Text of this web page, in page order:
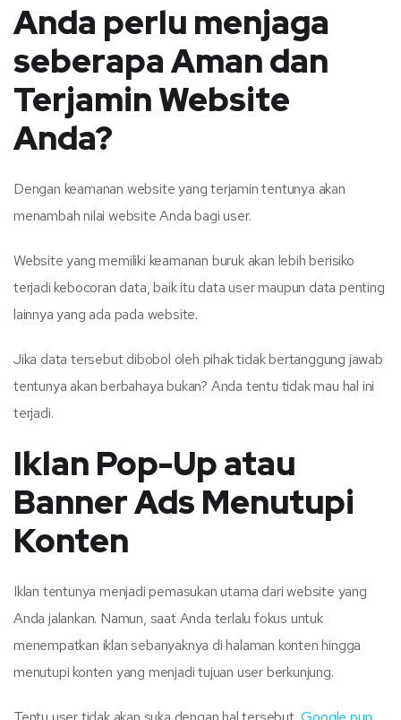
Anda perlu menjaga
seberapa Aman dan
Terjamin Website
Anda?
Dengan keamanan website yang terjamin tentunya akan
menambah nilai website Anda bagi user.
Website yang memiliki keamanan buruk akan lebih berisiko
terjadi kebocoran data, baik itu data user maupun data penting
lainnya yang ada pada website.
Jika data tersebut dibobol oleh pihak tidak bertanggung jawab
tentunya akan berbahaya bukan? Anda tentu tidak mau hal ini
terjadi.
Iklan Pop-Up atau
Banner Ads Menutupi
Konten
Iklan tentunya menjadi pemasukan utama dari website yang
Anda jalankan. Namun, saat Anda terlalu fokus untuk
menempatkan iklan sebanyaknya di halaman konten hingga
menutupi konten yang menjadi tujuan user berkunjung.